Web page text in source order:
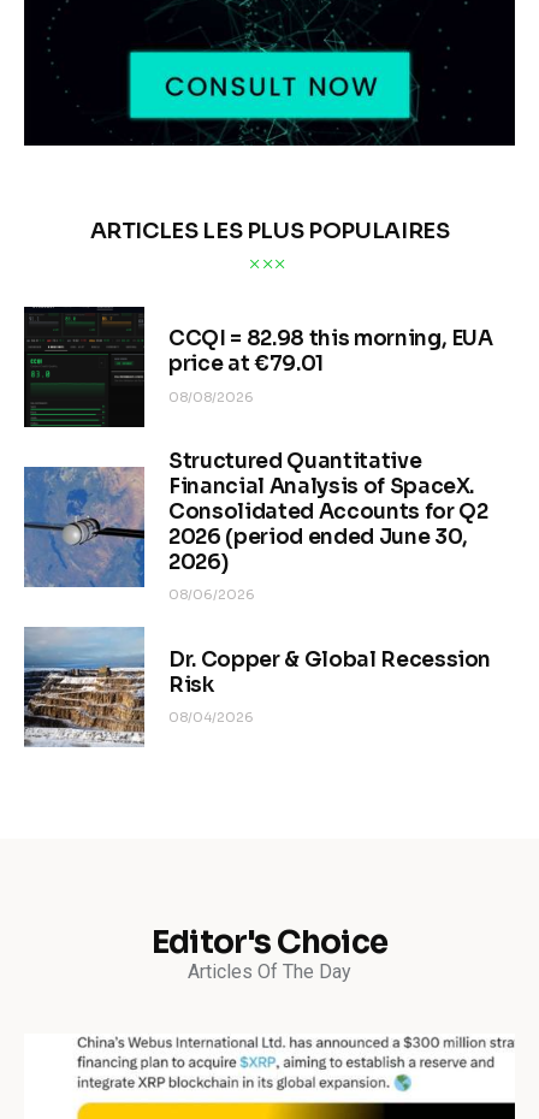
ARTICLES LES PLUS POPULAIRES
CCQI = 82.98 this morning, EUA
price at €79.01
08/08/2026
Structured Quantitative
Financial Analysis of SpaceX.
Consolidated Accounts for Q2
2026 (period ended June 30,
2026)
08/06/2026
Dr. Copper & Global Recession
Risk
08/04/2026
Editor's Choice
Articles Of The Day